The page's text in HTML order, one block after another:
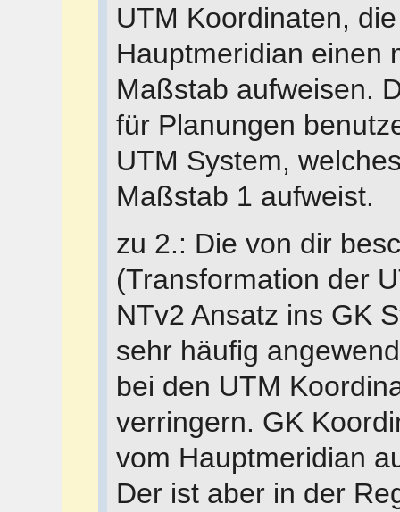
UTM Koordinaten,
Hauptmeridian einen
Maßstab aufweisen.
für Planungen
UTM System,
Maßstab 1 aufweist.
zu 2.: Die von dir
(Transformation der
NTv2 Ansatz ins GK
sehr häufig
bei den UTM
verringern. GK
vom Hauptmeridian
Der ist aber in der